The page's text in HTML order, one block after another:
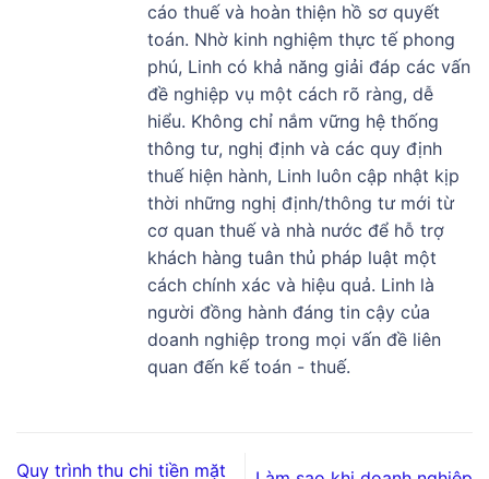
cáo thuế và hoàn thiện hồ sơ quyết
toán. Nhờ kinh nghiệm thực tế phong
phú, Linh có khả năng giải đáp các vấn
đề nghiệp vụ một cách rõ ràng, dễ
hiểu. Không chỉ nắm vững hệ thống
thông tư, nghị định và các quy định
thuế hiện hành, Linh luôn cập nhật kịp
thời những nghị định/thông tư mới từ
cơ quan thuế và nhà nước để hỗ trợ
khách hàng tuân thủ pháp luật một
cách chính xác và hiệu quả. Linh là
người đồng hành đáng tin cậy của
doanh nghiệp trong mọi vấn đề liên
quan đến kế toán - thuế.
Quy trình thu chi tiền mặt